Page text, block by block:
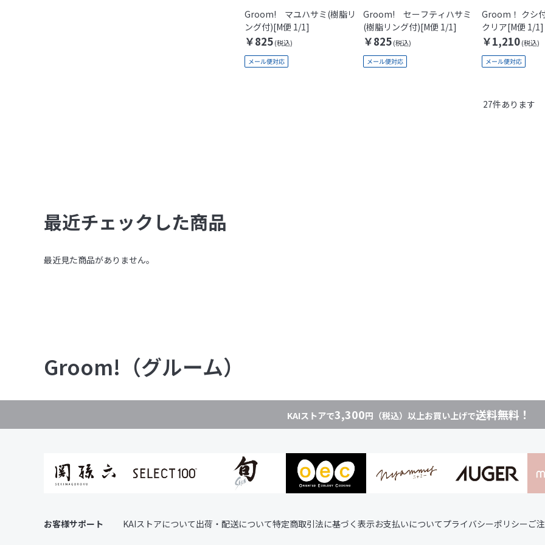
Groom!（グルーム）
Groom! マユハサミ(樹脂リ
ング付)[M便 1/1]
￥825
Groom! セーフティハサミ
(樹脂リング付)[M便 1/1]
￥825
Groom！ クシ
クリア[M便 1/1]
￥1,210
27件あります
最近チェックした商品
最近見た商品がありません。
KAIストアで3,300円（税込）以上お買い上げで送料無料！
お客様サポート KAIストアについて出荷・配送について特定商取引法に基づく表示お支払いについてプライバシーポリシーご